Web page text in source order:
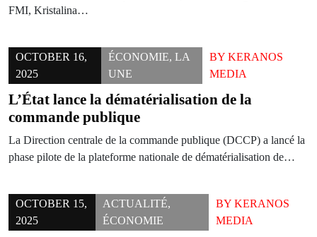
FMI, Kristalina…
OCTOBER 16,
2025
ÉCONOMIE, LA
UNE
BYKERANOS
MEDIA
L’État lance la dématérialisation de la
commande publique
La Direction centrale de la commande publique (DCCP) a lancé la
phase pilote de la plateforme nationale de dématérialisation de…
OCTOBER 15,
2025
ACTUALITÉ,
ÉCONOMIE
BY KERANOS
MEDIA